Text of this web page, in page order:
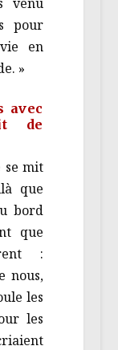
pour
en
»
avec
de
se mit
que
bord
que
:
nous,
les
les